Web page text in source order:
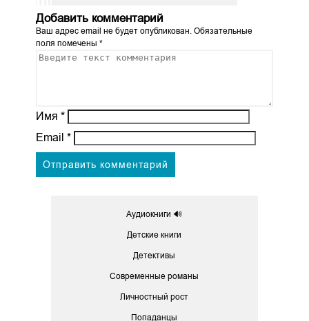
Добавить комментарий
Ваш адрес email не будет опубликован.Обязательные
поля помечены *
Имя *
Email *
Аудиокниги 🔊
Детские книги
Детективы
Современные романы
Личностный рост
Попаданцы